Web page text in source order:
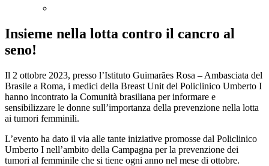
Insieme nella lotta contro il cancro al
seno!
Il 2 ottobre 2023, presso l’Istituto Guimarães Rosa – Ambasciata del
Brasile a Roma, i medici della Breast Unit del Policlinico Umberto I
hanno incontrato la Comunità brasiliana per informare e
sensibilizzare le donne sull’importanza della prevenzione nella lotta
ai tumori femminili.
L’evento ha dato il via alle tante iniziative promosse dal Policlinico
Umberto I nell’ambito della Campagna per la prevenzione dei
tumori al femminile che si tiene ogni anno nel mese di ottobre.